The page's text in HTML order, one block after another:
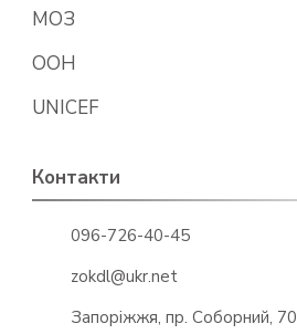
МОЗ
ООН
UNICEF
Контакти
096-726-40-45
zokdl@ukr.net
Запоріжжя, пр. Соборний, 70